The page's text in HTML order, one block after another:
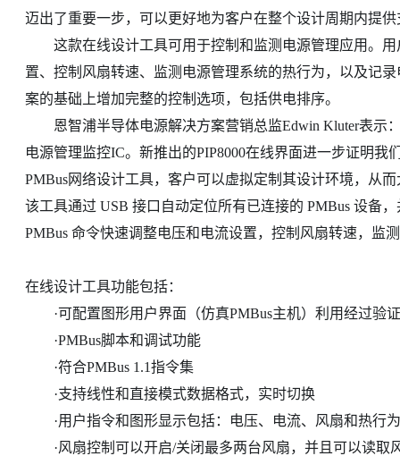
迈出了重要一步，可以更好地为客户在整个设计周期内提供
这款在线设计工具可用于控制和监测电源管理应用。用
置、控制风扇转速、监测电源管理系统的热行为，以及记
案的基础上增加完整的控制选项，包括供电排序。
恩智浦半导体电源解决方案营销总监Edwin Kluter表示：
电源管理监控IC。新推出的PIP8000在线界面进一步证明
PMBus网络设计工具，客户可以虚拟定制其设计环境，从
该工具通过 USB 接口自动定位所有已连接的 PMBus 设备
PMBus 命令快速调整电压和电流设置，控制风扇转速，监
在线设计工具功能包括：
·可配置图形用户界面（仿真PMBus主机）利用经过验
·PMBus脚本和调试功能
·符合PMBus 1.1指令集
·支持线性和直接模式数据格式，实时切换
·用户指令和图形显示包括：电压、电流、风扇和热行为
·风扇控制可以开启/关闭最多两台风扇，并且可以读取